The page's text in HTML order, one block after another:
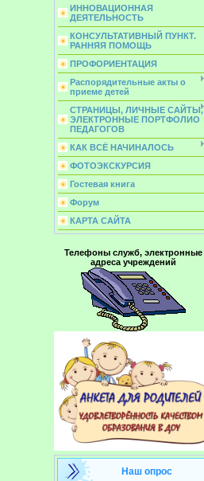
ИННОВАЦИОННАЯ
ДЕЯТЕЛЬНОСТЬ
КОНСУЛЬТАТИВНЫЙ ПУНКТ.
РАННЯЯ ПОМОЩЬ
ПРОФОРИЕНТАЦИЯ
Распорядительные акты о
приеме детей
СТРАНИЦЫ, ЛИЧНЫЕ САЙТЫ,
ЭЛЕКТРОННЫЕ ПОРТФОЛИО
ПЕДАГОГОВ
КАК ВСЁ НАЧИНАЛОСЬ
ФОТОЭКСКУРСИЯ
Гостевая книга
Форум
КАРТА САЙТА
Телефоны служб, электронные
адреса учреждений
Наш опрос